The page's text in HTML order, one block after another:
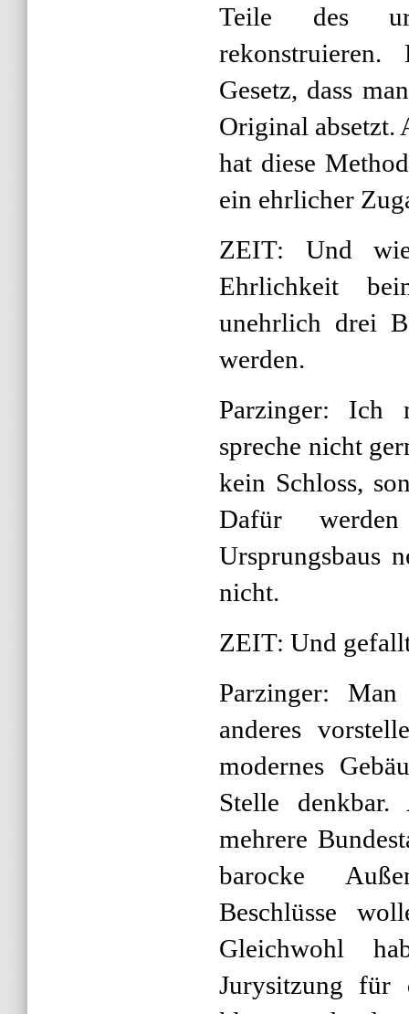
Teile des
Gesetz, dass
Original absetzt.
hat diese
ein ehrlicher
ZEIT: Und
Ehrlichkeit
unehrlich drei
werden.
Parzinger: Ich
spreche nicht
kein Schloss,
Dafür
Ursprungsbaus
nicht.
ZEIT: Und
Parzinger:
anderes
modernes
Stelle
mehrere
barocke
Beschlüsse
Gleichwohl
Jurysitzung für